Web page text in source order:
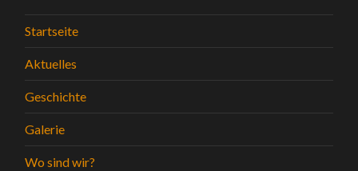
Startseite
Aktuelles
Geschichte
Galerie
Wo sind wir?